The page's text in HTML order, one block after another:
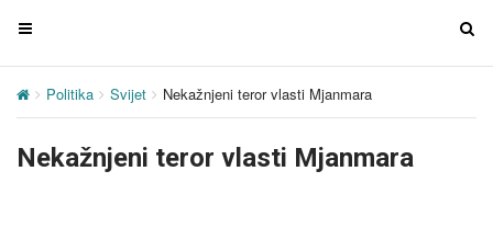
T
g
e
T
Politika Svijet Nekažnjeni teror vlasti Mjanmara
Nekažnjeni teror vlasti Mjanmara